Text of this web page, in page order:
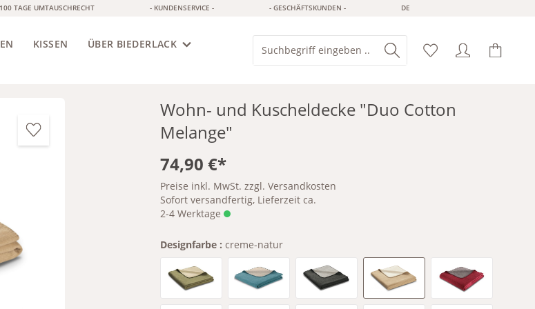
100 TAGE UMTAUSCHRECHT - KUNDENSERVICE - - GESCHÄFTSKUNDEN - DE
KISSEN
ÜBER BIEDERLACK
Wohn- und Kuscheldecke "Duo Cotton
Melange"
74,90 €*
Preise inkl. MwSt. zzgl. Versandkosten
Sofort versandfertig, Lieferzeit ca.
2-4 Werktage
Designfarbe : creme-natur
Oliv-Sahara Teal-Stone anthrazit-silbercreme-natur dunkelrot-